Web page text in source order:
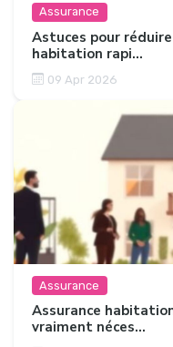
Assurance
Astuces pour
habitation rapi...
09 Apr 2026
Assurance
Assurance
vraiment néces...